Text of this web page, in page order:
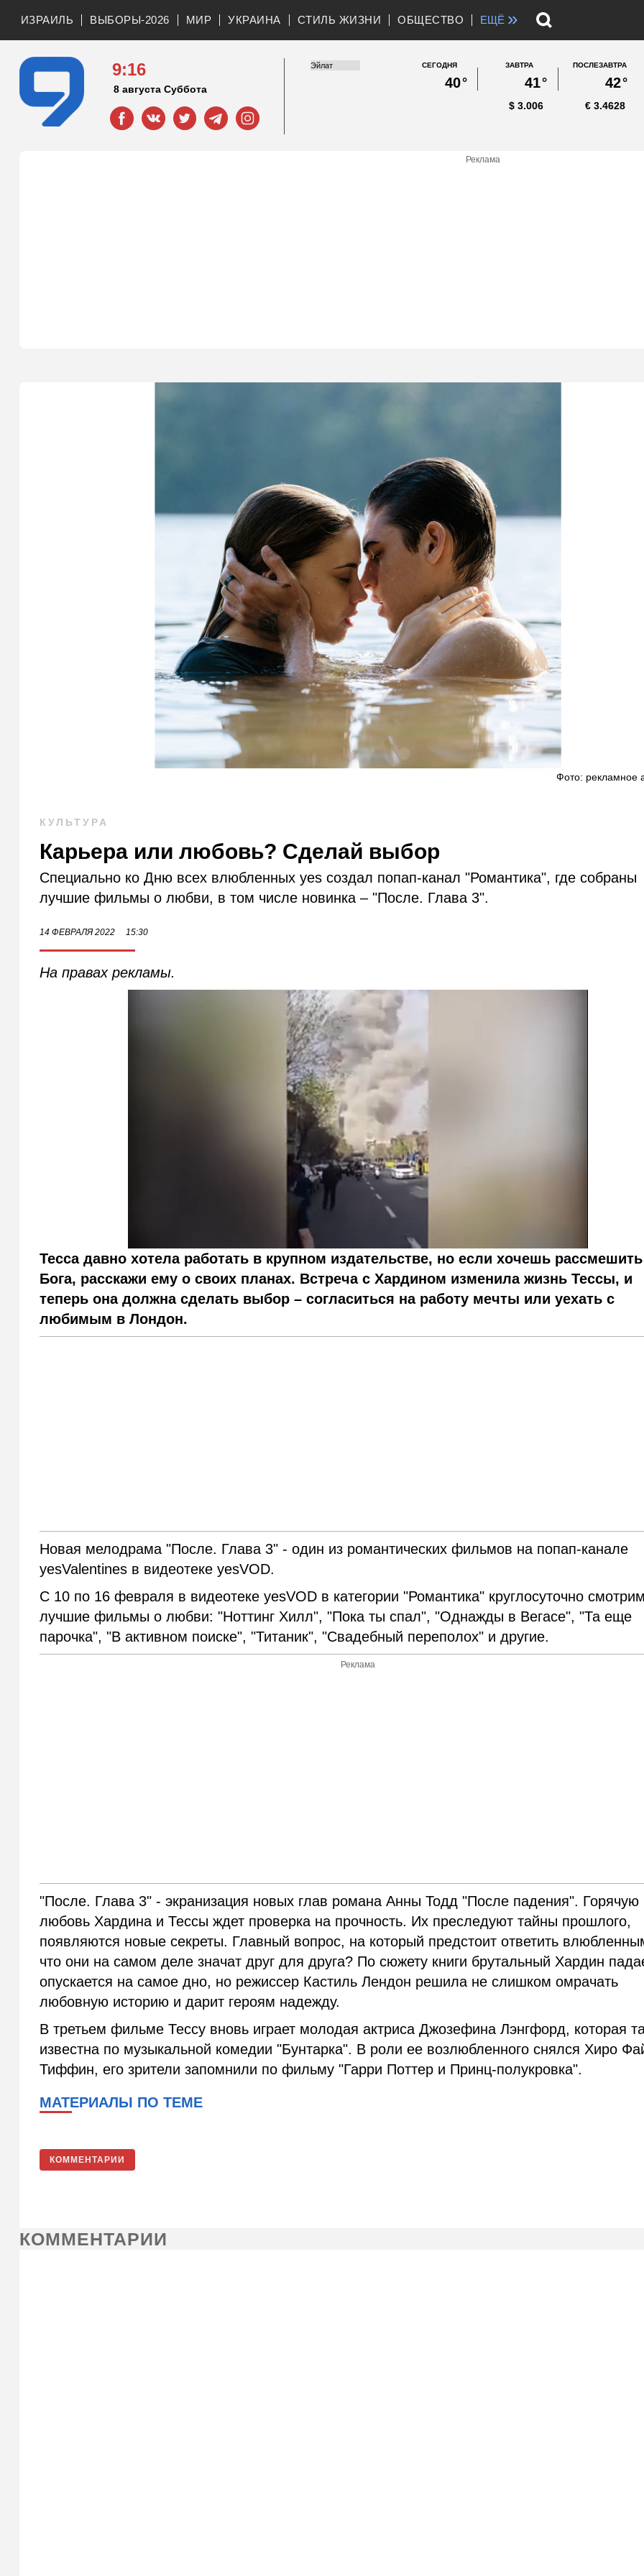
ИЗРАИЛЬ ВЫБОРЫ-2026 МИР УКРАИНА СТИЛЬ ЖИЗНИ ОБЩЕСТВО ЕЩЁ »
9:16
8 августа Суббота
СЕГОДНЯ
40°
ЗАВТРА
41°
ПОСЛЕЗАВТРА
42°
3.006
$ 3.4628
€
Реклама
Фото: рекламное
КУЛЬТУРА
Карьера или любовь? Сделай выбор
Специально ко Дню всех влюбленных yes создал попап-канал "Романтика", где собраны
лучшие фильмы о любви, в том числе новинка – "После. Глава 3".
14 ФЕВРАЛЯ 2022 15:30
На правах рекламы.
Тесса давно хотела работать в крупном издательстве, но если хочешь рассмешить
Бога, расскажи ему о своих планах. Встреча с Хардином изменила жизнь Тессы, и
теперь она должна сделать выбор – согласиться на работу мечты или уехать с
любимым в Лондон.
Новая мелодрама "После. Глава 3" - один из романтических фильмов на попап-канале
yesValentines в видеотеке yesVOD.
С 10 по 16 февраля в видеотеке yesVOD в категории "Романтика" круглосуточно смотрим
лучшие фильмы о любви: "Ноттинг Хилл", "Пока ты спал", "Однажды в Вегасе", "Та еще
парочка", "В активном поиске", "Титаник", "Свадебный переполох" и другие.
Реклама
"После. Глава 3" - экранизация новых глав романа Анны Тодд "После падения". Горячую
любовь Хардина и Тессы ждет проверка на прочность. Их преследуют тайны прошлого,
появляются новые секреты. Главный вопрос, на который предстоит ответить
что они на самом деле значат друг для друга? По сюжету книги брутальный Хардин
опускается на самое дно, но режиссер Кастиль Лендон решила не слишком омрачать
любовную историю и дарит героям надежду.
В третьем фильме Тессу вновь играет молодая актриса Джозефина Лэнгфорд, которая
известна по музыкальной комедии "Бунтарка". В роли ее возлюбленного снялся Хиро
Тиффин, его зрители запомнили по фильму "Гарри Поттер и Принц-полукровка".
МАТЕРИАЛЫ ПО ТЕМЕ
КОММЕНТАРИИ
КОММЕНТАРИИ